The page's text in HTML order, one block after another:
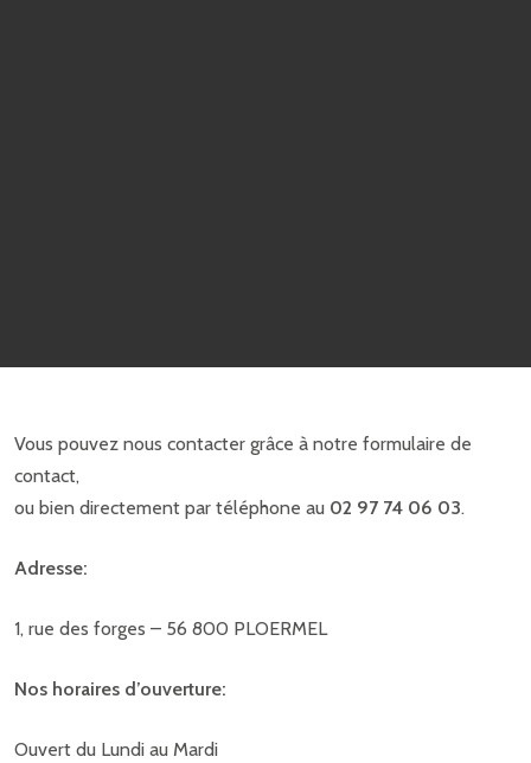
Vous pouvez nous contacter grâce à notre formulaire de
contact,
ou bien directement par téléphone au 02 97 74 06 03.
Adresse:
1, rue des forges – 56 800 PLOERMEL
Nos horaires d’ouverture:
Ouvert du Lundi au Mardi